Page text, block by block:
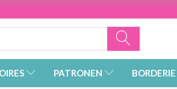
PATRONEN BORDERIE